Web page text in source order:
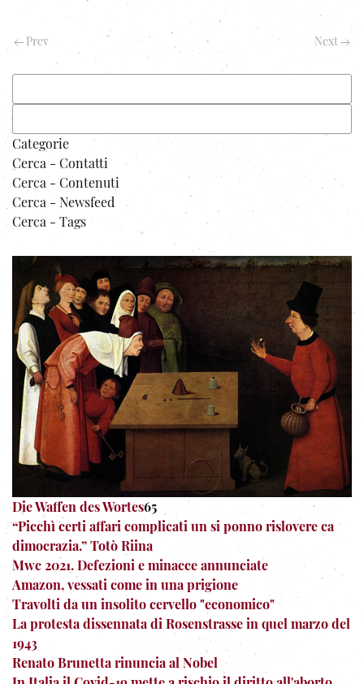
Prev Next
Categorie
Cerca - Contatti
Cerca - Contenuti
Cerca - Newsfeed
Cerca - Tags
Die Waffen des Wortes65
“Picchì certi affari complicati un si ponno rislovere ca
dimocrazia.” Totò Riina
Mwc 2021. Defezioni e minacce annunciate
Amazon, vessati come in una prigione
Travolti da un insolito cervello "economico"
La protesta dissennata di Rosenstrasse in quel marzo del
1943
Renato Brunetta rinuncia al Nobel